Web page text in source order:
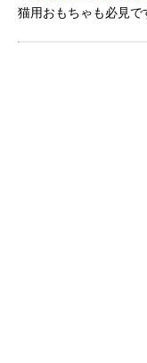
猫用おもちゃも必見で